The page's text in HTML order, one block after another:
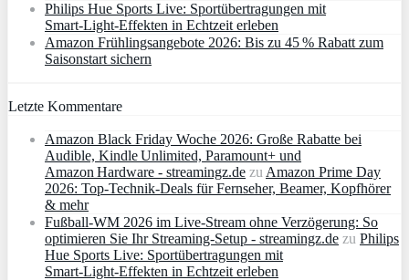
Philips Hue Sports Live: Sportübertragungen mit
Smart‑Light‑Effekten in Echtzeit erleben
Amazon Frühlingsangebote 2026: Bis zu 45 % Rabatt zum
Saisonstart sichern
Letzte Kommentare
Amazon Black Friday Woche 2026: Große Rabatte bei
Audible, Kindle Unlimited, Paramount+ und
Amazon Hardware - streamingz.de zu Amazon Prime Day
2026: Top-Technik-Deals für Fernseher, Beamer, Kopfhörer
& mehr
Fußball-WM 2026 im Live-Stream ohne Verzögerung: So
optimieren Sie Ihr Streaming-Setup - streamingz.de zu Philips
Hue Sports Live: Sportübertragungen mit
Smart‑Light‑Effekten in Echtzeit erleben